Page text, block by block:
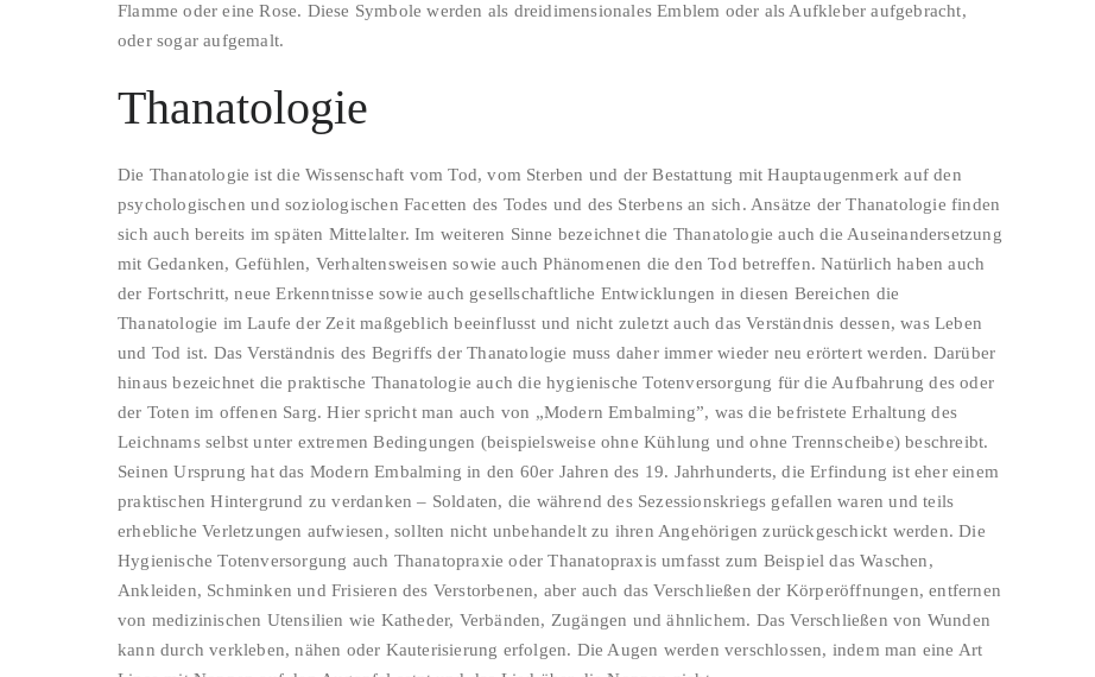
Flamme oder eine Rose. Diese Symbole werden als dreidimensionales Emblem oder als Aufkleber aufgebracht,
oder sogar aufgemalt.
Thanatologie
Die Thanatologie ist die Wissenschaft vom Tod, vom Sterben und der Bestattung mit Hauptaugenmerk auf den
psychologischen und soziologischen Facetten des Todes und des Sterbens an sich. Ansätze der Thanatologie finden
sich auch bereits im späten Mittelalter. Im weiteren Sinne bezeichnet die Thanatologie auch die Auseinandersetzung
mit Gedanken, Gefühlen, Verhaltensweisen sowie auch Phänomenen die den Tod betreffen. Natürlich haben auch
der Fortschritt, neue Erkenntnisse sowie auch gesellschaftliche Entwicklungen in diesen Bereichen die
Thanatologie im Laufe der Zeit maßgeblich beeinflusst und nicht zuletzt auch das Verständnis dessen, was Leben
und Tod ist. Das Verständnis des Begriffs der Thanatologie muss daher immer wieder neu erörtert werden. Darüber
hinaus bezeichnet die praktische Thanatologie auch die hygienische Totenversorgung für die Aufbahrung des oder
der Toten im offenen Sarg. Hier spricht man auch von „Modern Embalming”, was die befristete Erhaltung des
Leichnams selbst unter extremen Bedingungen (beispielsweise ohne Kühlung und ohne Trennscheibe) beschreibt.
Seinen Ursprung hat das Modern Embalming in den 60er Jahren des 19. Jahrhunderts, die Erfindung ist eher einem
praktischen Hintergrund zu verdanken – Soldaten, die während des Sezessionskriegs gefallen waren und teils
erhebliche Verletzungen aufwiesen, sollten nicht unbehandelt zu ihren Angehörigen zurückgeschickt werden. Die
Hygienische Totenversorgung auch Thanatopraxie oder Thanatopraxis umfasst zum Beispiel das Waschen,
Ankleiden, Schminken und Frisieren des Verstorbenen, aber auch das Verschließen der Körperöffnungen, entfernen
von medizinischen Utensilien wie Katheder, Verbänden, Zugängen und ähnlichem. Das Verschließen von Wunden
kann durch verkleben, nähen oder Kauterisierung erfolgen. Die Augen werden verschlossen, indem man eine Art